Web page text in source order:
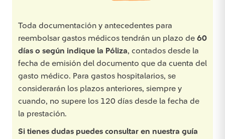
Toda documentación y antecedentes para
reembolsar gastos médicos tendrán un plazo de 60
días o según indique la Póliza, contados desde la
fecha de emisión del documento que da cuenta del
gasto médico. Para gastos hospitalarios, se
considerarán los plazos anteriores, siempre y
cuando, no supere los 120 días desde la fecha de
la prestación.
Si tienes dudas puedes consultar en nuestra guía